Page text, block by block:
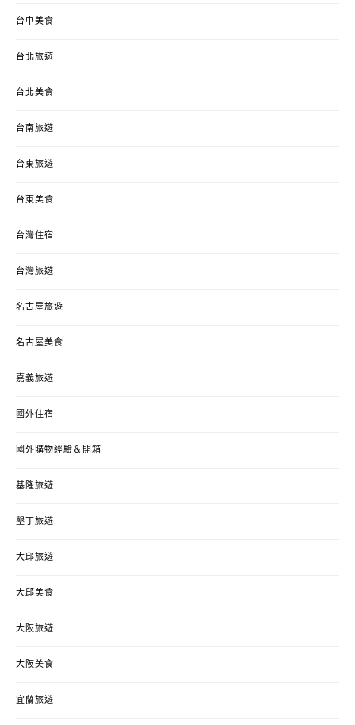
台中美食
台北旅遊
台北美食
台南旅遊
台東旅遊
台東美食
台灣住宿
台灣旅遊
名古屋旅遊
名古屋美食
嘉義旅遊
國外住宿
國外購物經驗＆開箱
基隆旅遊
墾丁旅遊
大邱旅遊
大邱美食
大阪旅遊
大阪美食
宜蘭旅遊